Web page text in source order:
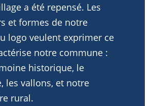
a été repensé. Les
et formes de notre
logo veulent exprimer ce
notre commune :
historique, le
les vallons, et notre
rural.
pratiques
& jeunesse
& tourisme
& économie locale